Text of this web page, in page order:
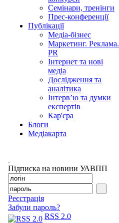
Семінари, тренінги
Прес-конференції
Публікації
Медіа-бізнес
Маркетинг. Реклама.
PR
Інтернет та нові
медіа
Дослідження та
аналітика
Інтерв’ю та думки
експертів
Кар'єра
Блоги
Медіакарта
Підписка на новини УАВПП
Реєстрація
Забули пароль?
RSS 2.0